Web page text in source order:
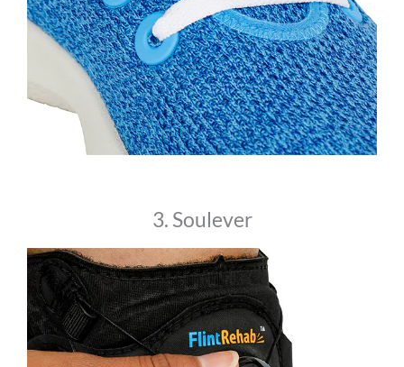
3. Soulever